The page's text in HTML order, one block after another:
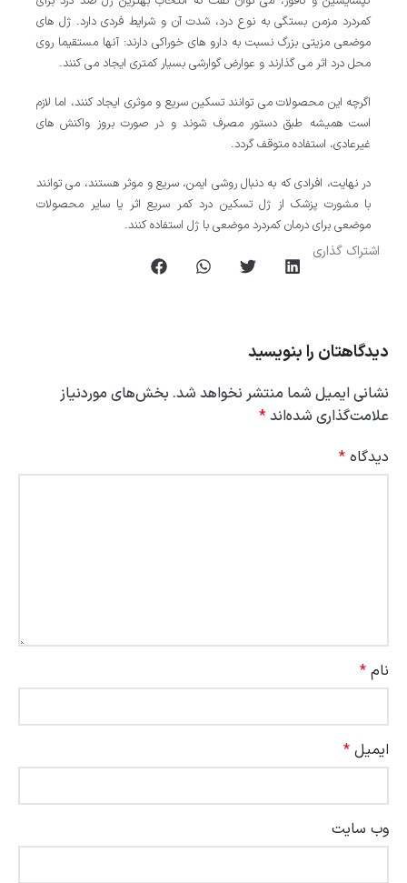
کمردرد مزمن بستگی به نوع درد، شدت آن و شرایط فردی دارد. ژل های
موضعی مزیتی بزرگ نسبت به دارو های خوراکی دارند: آنها مستقیما روی
محل درد اثر می گذارند و عوارض گوارشی بسیار کمتری ایجاد می کنند.
اگرچه این محصولات می توانند تسکین سریع و موثری ایجاد کنند، اما لازم
است همیشه طبق دستور مصرف شوند و در صورت بروز واکنش های
غیرعادی، استفاده متوقف گردد.
در نهایت، افرادی که به دنبال روشی ایمن، سریع و موثر هستند، می توانند
با مشورت پزشک از ژل تسکین درد کمر سریع اثر یا سایر محصولات
موضعی برای درمان کمردرد موضعی با ژل استفاده کنند.
اشتراک گذاری
دیدگاهتان را بنویسید
نشانی ایمیل شما منتشر نخواهد شد. بخش‌های موردنیاز
علامت‌گذاری شده‌اند*
دیدگاه *
نام *
ایمیل *
وب‌ سایت